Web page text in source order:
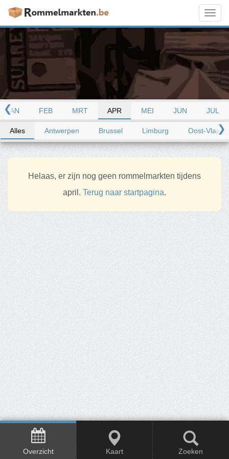
❮
JAN FEB MRT APR MEI JUN JUL
❯
Alles Antwerpen Brussel Limburg Oost-
Helaas, er zijn nog geen rommelmarkten tijdens
april. Terug naar startpagina.
Overzicht Kaart Zoeken